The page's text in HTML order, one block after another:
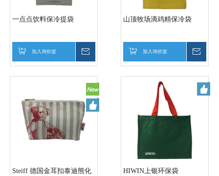
一点点饮料保冷提袋
加入询价篮
山顶牧场滴鸡精保冷袋
加入询价篮
Steiff 德国金耳扣泰迪熊化
HIWIN上银环保袋